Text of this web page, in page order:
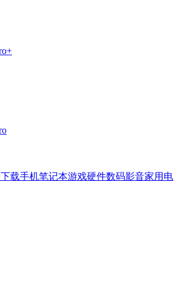
下载手机笔记本游戏硬件数码影音家用电